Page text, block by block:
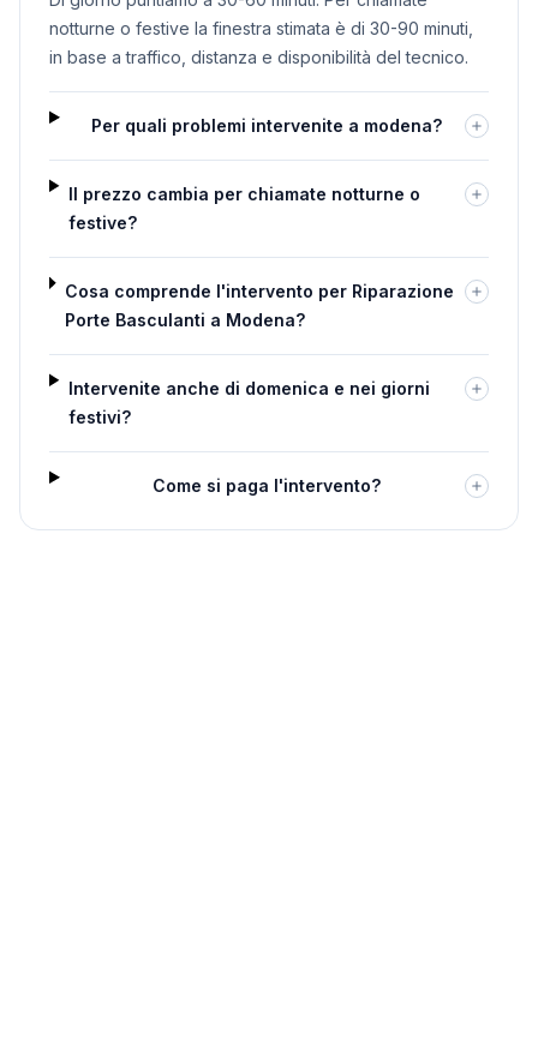
notturne o festive la finestra stimata è di 30-90 minuti,
in base a traffico, distanza e disponibilità del tecnico.
Per quali problemi intervenite a modena?
Il prezzo cambia per chiamate notturne o
festive?
Cosa comprende l'intervento per Riparazione
Porte Basculanti a Modena?
Intervenite anche di domenica e nei giorni
festivi?
Come si paga l'intervento?